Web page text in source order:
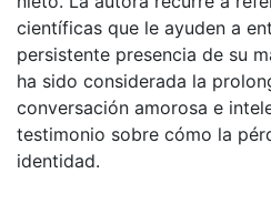
científicas que le ayuden a
persistente presencia de su
ha sido considerada la
conversación amorosa e
testimonio sobre cómo la
identidad.